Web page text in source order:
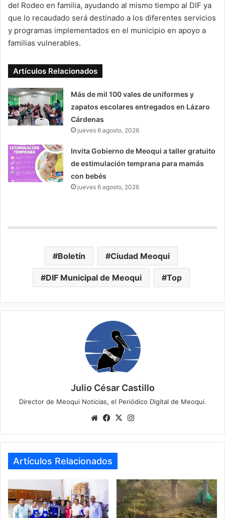
del Rodeo en familia, ayudando al mismo tiempo al DIF ya
que lo recaudado será destinado a los diferentes servicios
y programas implementados en el municipio en apoyo a
familias vulnerables.
Artículos Relacionados
Más de mil 100 vales de uniformes y
zapatos escolares entregados en Lázaro
Cárdenas
jueves 6 agosto, 2026
Invita Gobierno de Meoqui a taller gratuito
de estimulación temprana para mamás
con bebés
jueves 6 agosto, 2026
Boletín Ciudad Meoqui
DIF Municipal de Meoqui Top
Julio César Castillo
Director de Meoqui Noticias, el Periódico Digital de Meoqui.
We
te
Fa
bo
ok
X
ra
Artículos Relacionados